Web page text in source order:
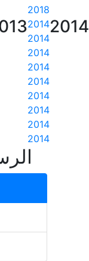
2018
2014
2014
2014
2014
2014
2014
2014
2014
2014
2014